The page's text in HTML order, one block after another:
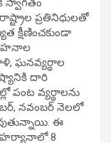
స్వాగతం
ప్రతినిధులతో
క్షీణించకుండా
ఘనవ్యర్థాల
దారి
పంట వ్యర్థాలను
నవంబర్ నెలలో
ఈ
హర్యానాలో 8